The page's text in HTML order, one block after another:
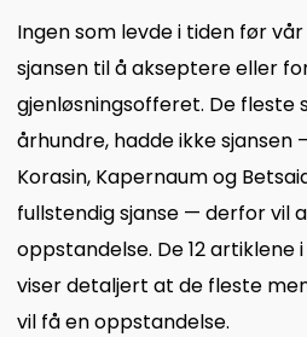
Ingen som levde i tiden før
sjansen til å akseptere eller
gjenløsningsofferet. De fleste
århundre, hadde ikke sjansen
Korasin, Kapernaum og
fullstendig sjanse — derfor vil
oppstandelse. De 12 artiklene
viser detaljert at de fleste
vil få en oppstandelse.